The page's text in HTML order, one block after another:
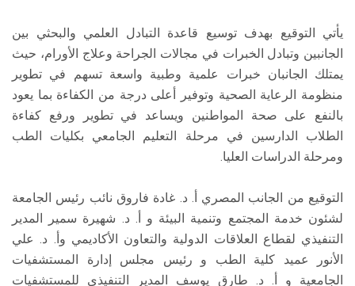
يأتي التوقيع بهدف توسيع قاعدة التبادل العلمي والبحثي بين
الجانبين وتبادل الخبرات في مجالات الجراحة وعلاج الأورام، حيث
يمتلك الجانبان خبرات علمية وطبية واسعة تسهم في تطوير
منظومة الرعاية الصحية وتوفير أعلى درجة من الكفاءة بما يعود
بالنفع على صحة المواطنين ويساعد في تطوير ورفع كفاءة
الطلاب الدارسين في مرحلة التعليم الجامعي بكليات الطب
ومرحلة الدراسات العليا.
التوقيع من الجانب المصري أ. د. غادة فاروق نائب رئيس الجامعة
لشئون خدمة المجتمع وتنمية البيئة و أ. د. شهيرة سمير المدير
التنفيذي لقطاع العلاقات الدولية والتعاون الأكاديمي وأ. د. علي
الأنور عميد كلية الطب و رئيس مجلس إدارة المستشفيات
الجامعية و أ. د. طارق يوسف المدير التنفيذي للمستشفيات